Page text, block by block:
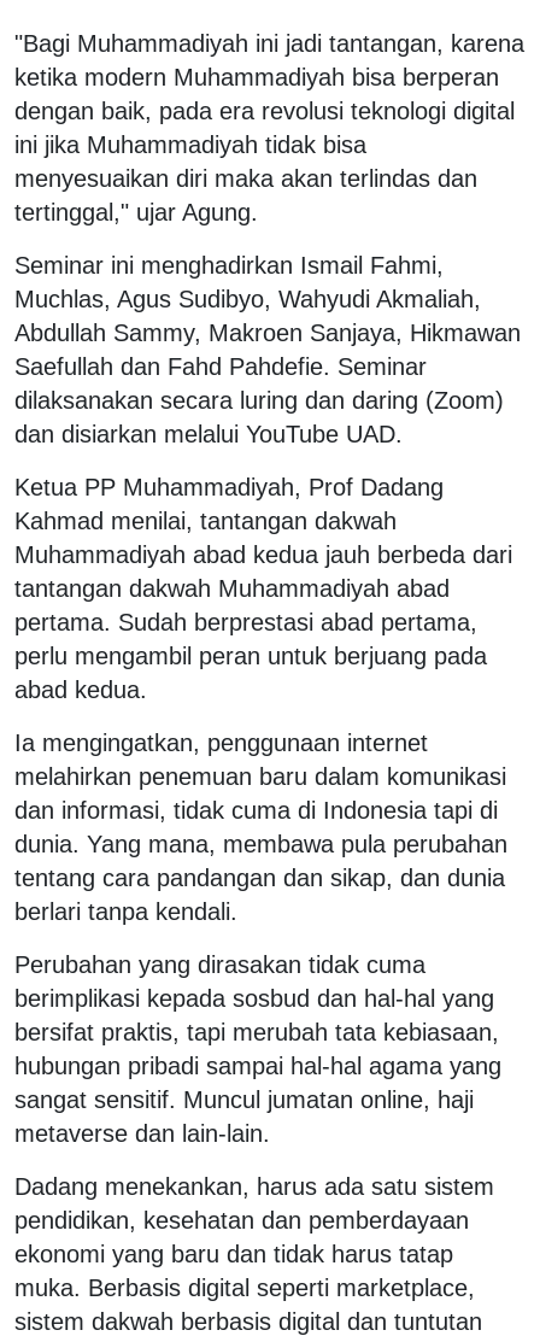
"Bagi Muhammadiyah ini jadi tantangan, karena
ketika modern Muhammadiyah bisa berperan
dengan baik, pada era revolusi teknologi digital
ini jika Muhammadiyah tidak bisa
menyesuaikan diri maka akan terlindas dan
tertinggal," ujar Agung.
Seminar ini menghadirkan Ismail Fahmi,
Muchlas, Agus Sudibyo, Wahyudi Akmaliah,
Abdullah Sammy, Makroen Sanjaya, Hikmawan
Saefullah dan Fahd Pahdefie. Seminar
dilaksanakan secara luring dan daring (Zoom)
dan disiarkan melalui YouTube UAD.
Ketua PP Muhammadiyah, Prof Dadang
Kahmad menilai, tantangan dakwah
Muhammadiyah abad kedua jauh berbeda dari
tantangan dakwah Muhammadiyah abad
pertama. Sudah berprestasi abad pertama,
perlu mengambil peran untuk berjuang pada
abad kedua.
Ia mengingatkan, penggunaan internet
melahirkan penemuan baru dalam komunikasi
dan informasi, tidak cuma di Indonesia tapi di
dunia. Yang mana, membawa pula perubahan
tentang cara pandangan dan sikap, dan dunia
berlari tanpa kendali.
Perubahan yang dirasakan tidak cuma
berimplikasi kepada sosbud dan hal-hal yang
bersifat praktis, tapi merubah tata kebiasaan,
hubungan pribadi sampai hal-hal agama yang
sangat sensitif. Muncul jumatan online, haji
metaverse dan lain-lain.
Dadang menekankan, harus ada satu sistem
pendidikan, kesehatan dan pemberdayaan
ekonomi yang baru dan tidak harus tatap
muka. Berbasis digital seperti marketplace,
sistem dakwah berbasis digital dan tuntutan